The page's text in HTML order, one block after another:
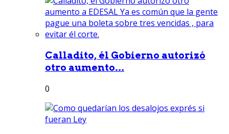
Calladito, él Gobierno autorizó
otro aumento...
0